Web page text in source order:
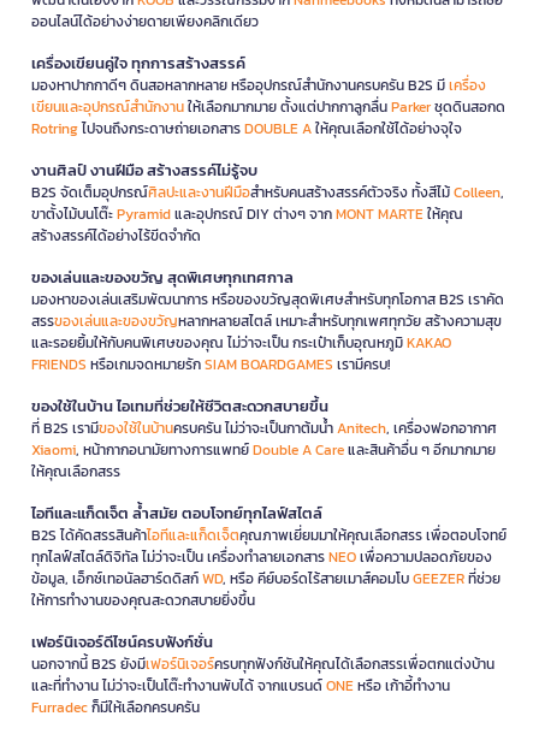
ออนไลน์ได้อย่างง่ายดายเพียงคลิกเดียว
เครื่องเขียนคู่ใจ ทุกการสร้างสรรค์
มองหาปากกาดีๆ ดินสอหลากหลาย หรืออุปกรณ์สำนักงานครบครัน B2S มีเครื่อง
เขียนและอุปกรณ์สำนักงานให้เลือกมากมาย ตั้งแต่ปากกาลูกลื่นParkerชุดดินสอกด
Rotringไปจนถึงกระดาษถ่ายเอกสารDOUBLE Aให้คุณเลือกใช้ได้อย่างจุใจ
งานศิลป์ งานฝีมือ สร้างสรรค์ไม่รู้จบ
B2S จัดเต็มอุปกรณ์ศิลปะและงานฝีมือสำหรับคนสร้างสรรค์ตัวจริง ทั้งสีไม้Colleen,
ขาตั้งไม้บนโต๊ะPyramidและอุปกรณ์ DIY ต่างๆ จากMONT MARTEให้คุณ
สร้างสรรค์ได้อย่างไร้ขีดจำกัด
ของเล่นและของขวัญ สุดพิเศษทุกเทศกาล
มองหาของเล่นเสริมพัฒนาการ หรือของขวัญสุดพิเศษสำหรับทุกโอกาส B2S เราคัด
สรรของเล่นและของขวัญหลากหลายสไตล์ เหมาะสำหรับทุกเพศทุกวัย สร้างความสุข
และรอยยิ้มให้กับคนพิเศษของคุณ ไม่ว่าจะเป็น กระเป๋าเก็บอุณหภูมิKAKAO
FRIENDS หรือเกมจดหมายรักSIAM BOARDGAMES เรามีครบ!
ของใช้ในบ้าน ไอเทมที่ช่วยให้ชีวิตสะดวกสบายขึ้น
ที่ B2S เรามีของใช้ในบ้านครบครัน ไม่ว่าจะเป็นกาต้มน้ำAnitech, เครื่องฟอกอากาศ
Xiaomi, หน้ากากอนามัยทางการแพทย์Double A Careและสินค้าอื่น ๆ อีกมากมาย
ให้คุณเลือกสรร
ไอทีและแก็ดเจ็ต ล้ำสมัย ตอบโจทย์ทุกไลฟ์สไตล์
B2S ได้คัดสรรสินค้าไอทีและแก็ดเจ็ตคุณภาพเยี่ยมมาให้คุณเลือกสรร เพื่อตอบโจทย์
ทุกไลฟ์สไตล์ดิจิทัล ไม่ว่าจะเป็น เครื่องทำลายเอกสารNEOเพื่อความปลอดภัยของ
ข้อมูล, เอ็กซ์เทอนัลฮาร์ดดิสก์WD, หรือ คีย์บอร์ดไร้สายเมาส์คอมโบGEEZERที่ช่วย
ให้การทำงานของคุณสะดวกสบายยิ่งขึ้น
เฟอร์นิเจอร์ดีไซน์ครบฟังก์ชั่น
นอกจากนี้ B2S ยังมีเฟอร์นิเจอร์ครบทุกฟังก์ชันให้คุณได้เลือกสรรเพื่อตกแต่งบ้าน
และที่ทำงาน ไม่ว่าจะเป็นโต๊ะทำงานพับได้ จากแบรนด์ONEหรือ เก้าอี้ทำงาน
Furradecก็มีให้เลือกครบครัน